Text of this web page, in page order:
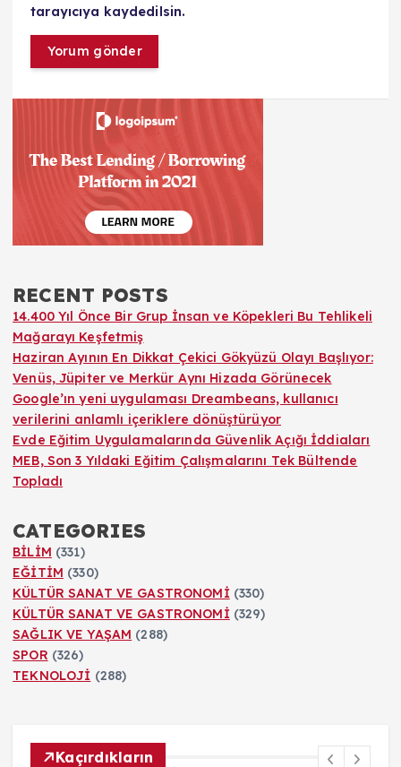
tarayıcıya kaydedilsin.
RECENT POSTS
14.400 Yıl Önce Bir Grup İnsan ve Köpekleri Bu Tehlikeli
Mağarayı Keşfetmiş
Haziran Ayının En Dikkat Çekici Gökyüzü Olayı Başlıyor:
Venüs, Jüpiter ve Merkür Aynı Hizada Görünecek
Google’ın yeni uygulaması Dreambeans, kullanıcı
verilerini anlamlı içeriklere dönüştürüyor
Evde Eğitim Uygulamalarında Güvenlik Açığı İddiaları
MEB, Son 3 Yıldaki Eğitim Çalışmalarını Tek Bültende
Topladı
CATEGORIES
BİLİM (331)
EĞİTİM (330)
KÜLTÜR SANAT VE GASTRONOMİ (330)
KÜLTÜR SANAT VE GASTRONOMİ (329)
SAĞLIK VE YAŞAM (288)
SPOR (326)
TEKNOLOJİ (288)
Kaçırdıkların